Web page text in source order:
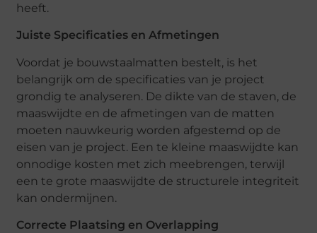
heeft.
Juiste Specificaties en Afmetingen
Voordat je bouwstaalmatten bestelt, is het
belangrijk om de specificaties van je project
grondig te analyseren. De dikte van de staven, de
maaswijdte en de afmetingen van de matten
moeten nauwkeurig worden afgestemd op de
eisen van je project. Een te kleine maaswijdte kan
onnodige kosten met zich meebrengen, terwijl
een te grote maaswijdte de structurele integriteit
kan ondermijnen.
Correcte Plaatsing en Overlapping